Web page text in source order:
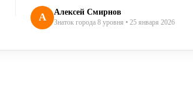
А Алексей Смирнов
Знаток города 8 уровня • 25 января 2026